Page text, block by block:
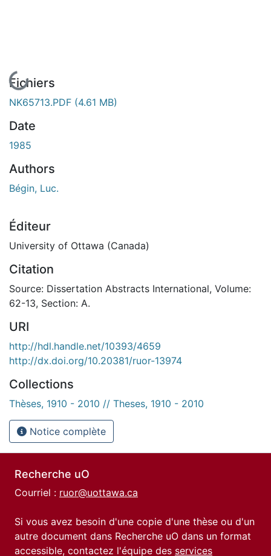
En cours de chargement...
Fichiers
NK65713.PDF (4.61 MB)
Date
1985
Authors
Bégin, Luc.
Éditeur
University of Ottawa (Canada)
Citation
Source: Dissertation Abstracts International, Volume:
62-13, Section: A.
URI
http://hdl.handle.net/10393/4659
http://dx.doi.org/10.20381/ruor-13974
Collections
Thèses, 1910 - 2010 // Theses, 1910 - 2010
Notice complète
Recherche uO
Courriel : ruor@uottawa.ca
Si vous avez besoin d'une copie d'une thèse ou d'un
autre document dans Recherche uO dans un format
accessible, contactez l'équipe des services